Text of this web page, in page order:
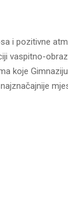
i pozitivne
vaspitno-
koje